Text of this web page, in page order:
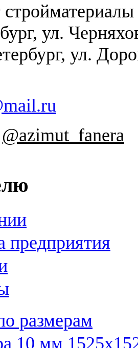
, ул.
ул.
@azimut_fanera
предприятия
размерам
10 мм